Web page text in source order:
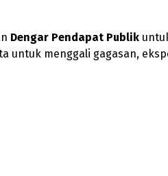
Dengar Pendapat Publik
untuk menggali gagasan,